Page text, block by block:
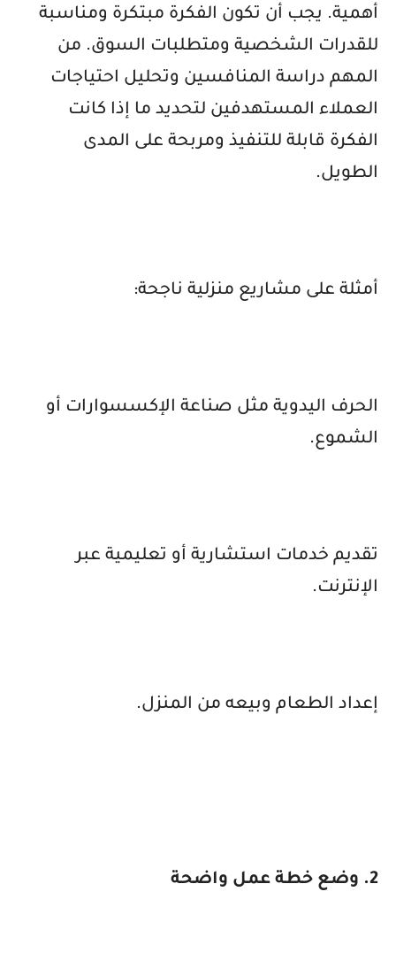
أهمية. يجب أن تكون الفكرة مبتكرة ومناسبة
للقدرات الشخصية ومتطلبات السوق. من
المهم دراسة المنافسين وتحليل احتياجات
العملاء المستهدفين لتحديد ما إذا كانت
الفكرة قابلة للتنفيذ ومربحة على المدى
الطويل.
أمثلة على مشاريع منزلية ناجحة:
الحرف اليدوية مثل صناعة الإكسسوارات أو
الشموع.
تقديم خدمات استشارية أو تعليمية عبر
الإنترنت.
إعداد الطعام وبيعه من المنزل.
2. وضع خطة عمل واضحة